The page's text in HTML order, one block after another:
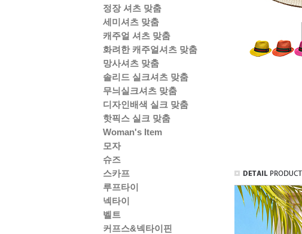
정장 셔츠 맞춤
세미셔츠 맞춤
캐주얼 셔츠 맞춤
화려한 캐주얼셔츠 맞춤
망사셔츠 맞춤
솔리드 실크셔츠 맞춤
무늬실크셔츠 맞춤
디자인배색 실크 맞춤
핫픽스 실크 맞춤
Woman's Item
모자
슈즈
스카프
루프타이
넥타이
벨트
커프스&넥타이핀